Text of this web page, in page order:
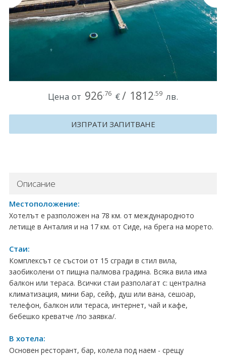
Круизи
Албания
Гърция
Италия
Австрия
Турция
Цена от 926.76 €/ 1812.59 лв.
ИЗПРАТИ ЗАПИТВАНЕ
Описание
Местоположение:
Хотелът е разположен на 78 км. от международното
летище в Анталия и на 17 км. от Сиде, на брега на морето.
Стаи:
Комплексът се състои от 15 сгради в стил вила,
заобиколени от пищна палмова градина. Всяка вила има
балкон или тераса. Всички стаи разполагат с: централна
климатизация, мини бар, сейф, душ или вана, сешоар,
телефон, балкон или тераса, интернет, чай и кафе,
бебешко креватче /по заявка/.
В хотела:
Основен ресторант, бар, колела под наем - срещу